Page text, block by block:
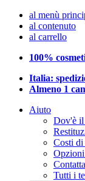
al menù
al contenuto
al carrello
100%
Italia:
Almeno 1
Aiuto
Dov'è il
Costi di
Tutti i